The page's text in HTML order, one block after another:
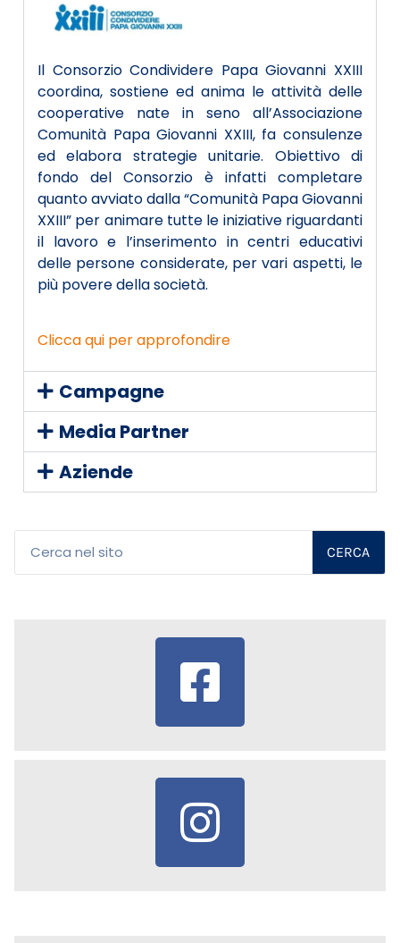
CERCA
Il Consorzio Condividere Papa Giovanni XXIII
coordina, sostiene ed anima le attività delle
cooperative nate in seno all’Associazione
Comunità Papa Giovanni XXIII, fa consulenze
ed elabora strategie unitarie. Obiettivo di
fondo del Consorzio è infatti completare
quanto avviato dalla “Comunità Papa Giovanni
XXIII” per animare tutte le iniziative riguardanti
il lavoro e l’inserimento in centri educativi
delle persone considerate, per vari aspetti, le
più povere della società.
Clicca qui per approfondire
Campagne
Media Partner
Aziende